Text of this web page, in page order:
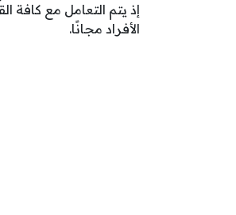
إذ يتم التعامل مع كافة
الأفراد مجانًا.